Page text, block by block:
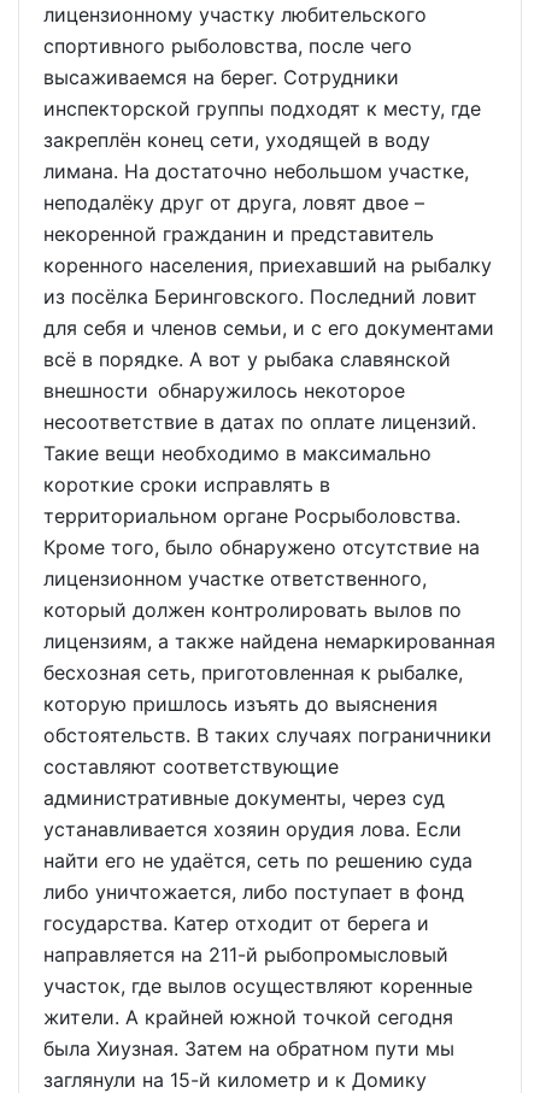
лицензионному участку любительского
спортивного рыболовства, после чего
высаживаемся на берег. Сотрудники
инспекторской группы подходят к месту, где
закреплён конец сети, уходящей в воду
лимана. На достаточно небольшом участке,
неподалёку друг от друга, ловят двое –
некоренной гражданин и представитель
коренного населения, приехавший на рыбалку
из посёлка Беринговского. Последний ловит
для себя и членов семьи, и с его документами
всё в порядке. А вот у рыбака славянской
внешности обнаружилось некоторое
несоответствие в датах по оплате лицензий.
Такие вещи необходимо в максимально
короткие сроки исправлять в
территориальном органе Росрыболовства.
Кроме того, было обнаружено отсутствие на
лицензионном участке ответственного,
который должен контролировать вылов по
лицензиям, а также найдена немаркированная
бесхозная сеть, приготовленная к рыбалке,
которую пришлось изъять до выяснения
обстоятельств. В таких случаях пограничники
составляют соответствующие
административные документы, через суд
устанавливается хозяин орудия лова. Если
найти его не удаётся, сеть по решению суда
либо уничтожается, либо поступает в фонд
государства. Катер отходит от берега и
направляется на 211-й рыбопромысловый
участок, где вылов осуществляют коренные
жители. А крайней южной точкой сегодня
была Хиузная. Затем на обратном пути мы
заглянули на 15-й километр и к Домику